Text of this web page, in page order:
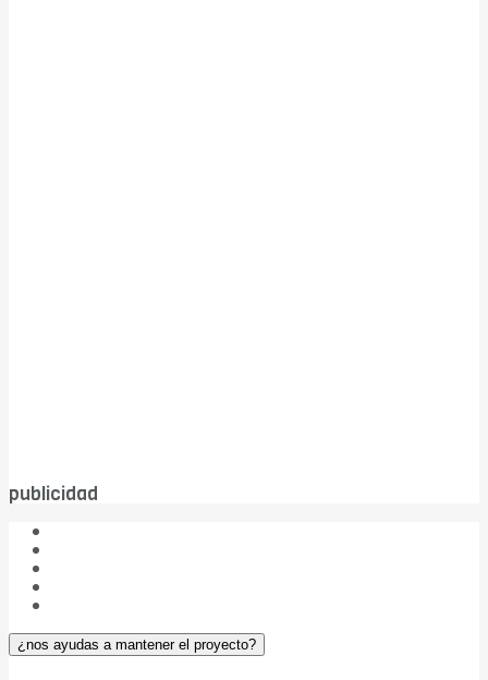
publicidad
¿nos ayudas a mantener el proyecto?